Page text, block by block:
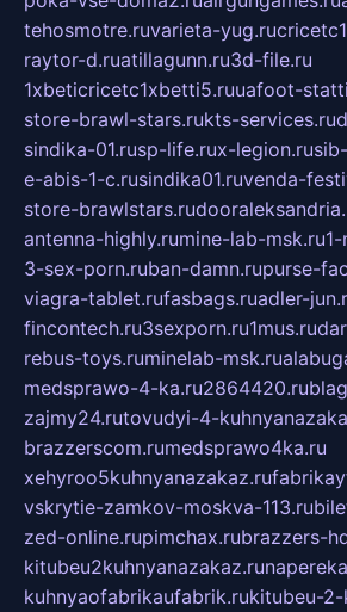
tehosmotre.ruvarieta-yug.ru
raytor-d.ruatillagunn.ru3d-file.ru
1xbeticricetc1xbetti5.ruuafoot-
store-brawl-stars.rukts-services.ru
sindika-01.rusp-life.rux-legion.ru
e-abis-1-c.rusindika01.ruvenda-
store-brawlstars.ru
antenna-highly.rumine-lab-msk.ru
3-sex-porn.ruban-damn.rupurse-
viagra-tablet.rufasbags.ruadler-
fincontech.ru3sexporn.ru1mus.ru
rebus-toys.ruminelab-msk.ru
medsprawo-4-ka.ru2864420.ru
zajmy24.rutovudyi-4-
brazzerscom.rumedsprawo4ka.ru
xehyroo5kuhnyanazakaz.ru
vskrytie-zamkov-moskva-113.ru
zed-online.rupimchax.rubrazzers-
kitubeu2kuhnyanazakaz.ru
kuhnyaofabrikaufabrik.rukitubeu-2-